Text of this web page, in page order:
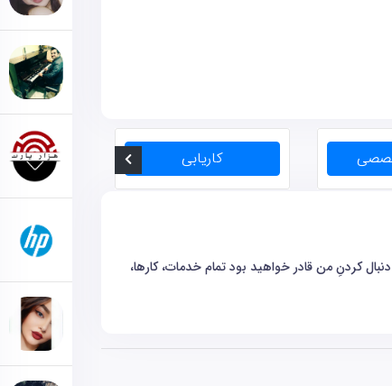
کردنِ من قادر خواهید بود تمام خدمات، کارها،